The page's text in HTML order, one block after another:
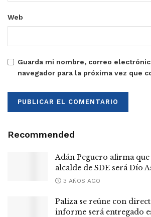
Web
Guarda mi nombre, correo
navegador para la próxima vez que
Recommended
Adán Peguero afirma
alcalde de SDE será Dío
3 AÑOS AGO
Paliza se reúne con
informe será entregado